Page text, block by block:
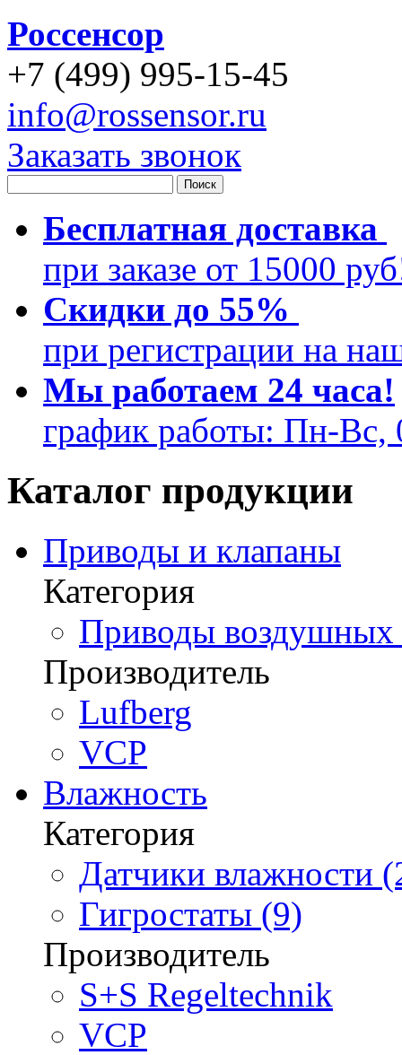
Россенсор
+7 (499) 995-15-45
info@rossensor.ru
Заказать звонок
Бесплатная доставка
при заказе от 15000
Скидки до 55%
при регистрации на
Мы работаем 24 часа!
график работы: Пн-Вс,
Каталог продукции
Приводы и клапаны
Категория
Приводы воздушных
Производитель
Lufberg
VCP
Влажность
Категория
Датчики влажности
Гигростаты (9)
Производитель
S+S Regeltechnik
VCP